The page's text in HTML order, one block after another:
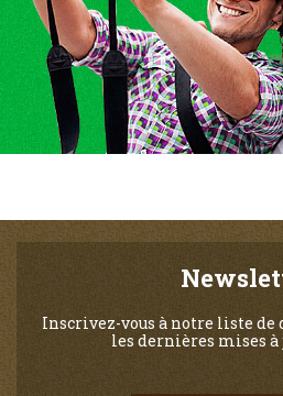
Inscrivez-vous à notre liste
les dernières mises à